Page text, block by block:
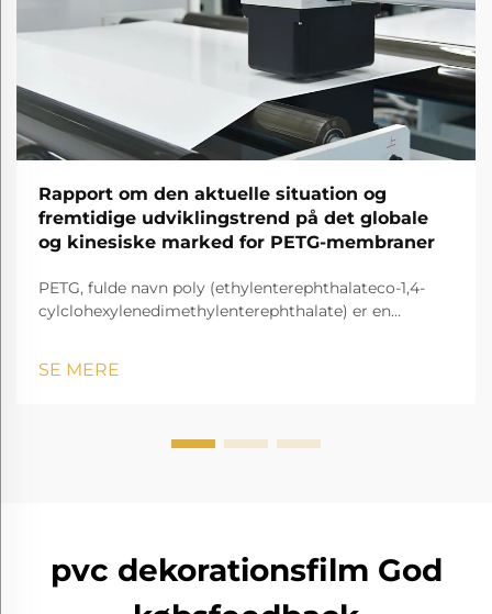
Rapport om den aktuelle situation og
fremtidige udviklingstrend på det globale
og kinesiske marked for PETG-membraner
PETG, fulde navn poly (ethylenterephthalateco-1,4-
cylclohexylenedimethylenterephthalate) er en
SE MERE
pvc dekorationsfilm God